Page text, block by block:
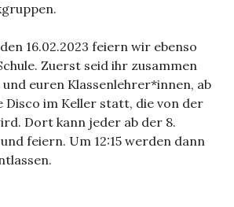
16.02.2023 feiern wir ebenso
Zuerst seid ihr zusammen
euren Klassenlehrer*innen, ab
Disco im Keller statt, die von der
Dort kann jeder ab der 8.
feiern. Um 12:15 werden dann